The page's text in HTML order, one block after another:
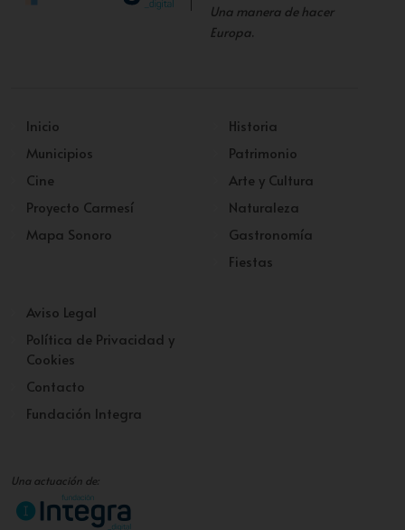
Una manera de hacer
Europa.
Inicio
Municipios
Cine
Proyecto Carmesí
Mapa Sonoro
Historia
Patrimonio
Arte y Cultura
Naturaleza
Gastronomía
Fiestas
Aviso Legal
Política de Privacidad y
Cookies
Contacto
Fundación Integra
Una actuación de: